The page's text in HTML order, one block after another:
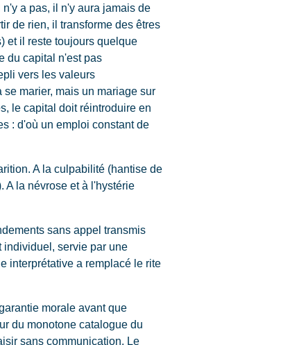
a pas, il n'y aura jamais de
de rien, il transforme des êtres
et il reste toujours quelque
du capital n'est pas
vers les valeurs
marier, mais un mariage sur
le capital doit réintroduire en
: d'où un emploi constant de
A la culpabilité (hantise de
A la névrose et à l'hystérie
sans appel transmis
individuel, servie par une
interprétative a remplacé le rite
morale avant que
du monotone catalogue du
sans communication. Le